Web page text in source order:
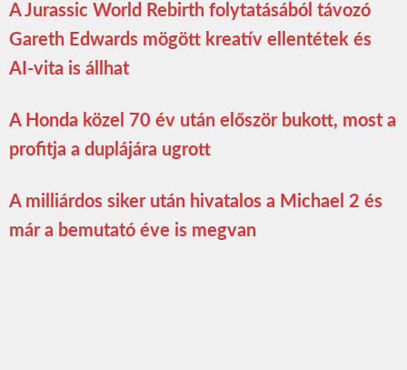
A Jurassic World Rebirth folytatásából távozó
Gareth Edwards mögött kreatív ellentétek és
AI-vita is állhat
A Honda közel 70 év után először bukott, most a
profitja a duplájára ugrott
A milliárdos siker után hivatalos a Michael 2 és
már a bemutató éve is megvan